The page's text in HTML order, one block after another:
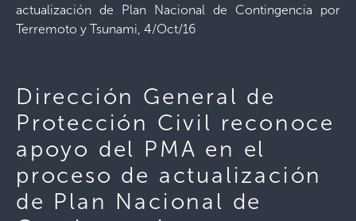
actualización de Plan Nacional de Contingencia por
Terremoto y Tsunami, 4/Oct/16
Dirección General de
Protección Civil reconoce
apoyo del PMA en el
proceso de actualización
de Plan Nacional de